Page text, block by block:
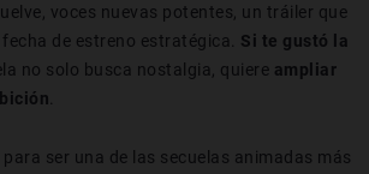
voces nuevas potentes, un tráiler que
de estreno estratégica. Si te gustó la
no solo busca nostalgia, quiere ampliar
ser una de las secuelas animadas más